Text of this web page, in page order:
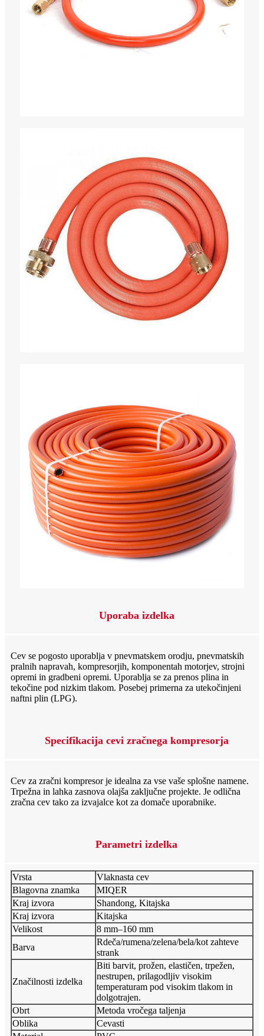
Uporaba izdelka
Cev se pogosto uporablja v pnevmatskem orodju, pnevmatskih
pralnih napravah, kompresorjih, komponentah motorjev, strojni
opremi in gradbeni opremi. Uporablja se za prenos plina in
tekočine pod nizkim tlakom. Posebej primerna za utekočinjeni
naftni plin (LPG).
Specifikacija cevi zračnega kompresorja
Cev za zračni kompresor je idealna za vse vaše splošne namene.
Trpežna in lahka zasnova olajša zaključne projekte. Je odlična
zračna cev tako za izvajalce kot za domače uporabnike.
Parametri izdelka
Vrsta
Vlaknasta cev
Blagovna znamka
MIQER
Kraj izvora
Shandong, Kitajska
Kraj izvora
Kitajska
Velikost
8 mm–160 mm
Barva
Rdeča/rumena/zelena/bela/kot zahteve
strank
Značilnosti izdelka
Biti barvit, prožen, elastičen, trpežen,
nestrupen, prilagodljiv visokim
temperaturam pod visokim tlakom in
dolgotrajen.
Obrt
Metoda vročega taljenja
Oblika
Cevasti